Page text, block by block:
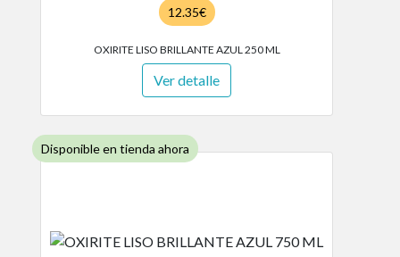
12.35€
OXIRITE LISO BRILLANTE AZUL 250 ML
Ver detalle
Disponible en tienda ahora